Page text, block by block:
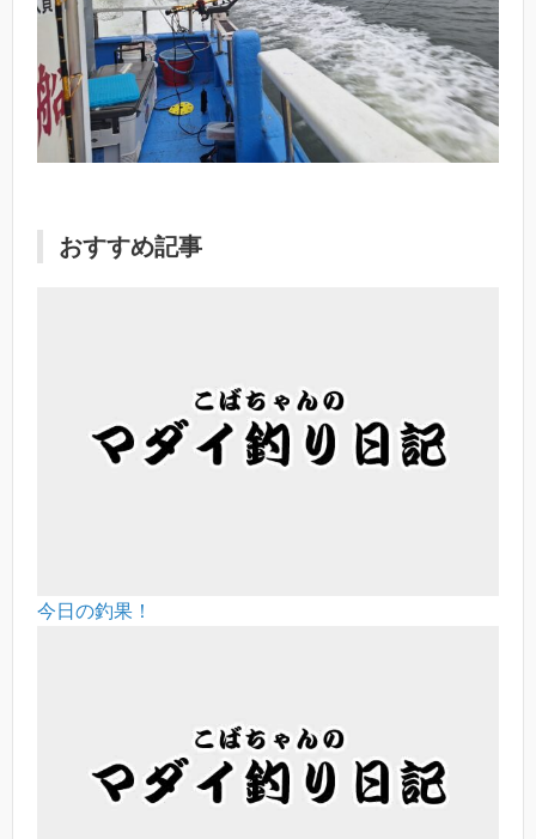
おすすめ記事
今日の釣果！